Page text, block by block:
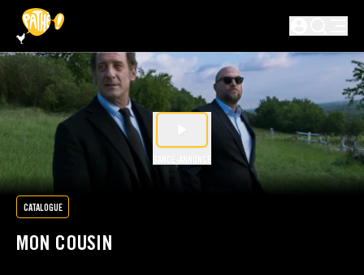
PASSER AU CONTENU PRINCIPAL
BANDE-ANNONCE
CATALOGUE
MON COUSIN